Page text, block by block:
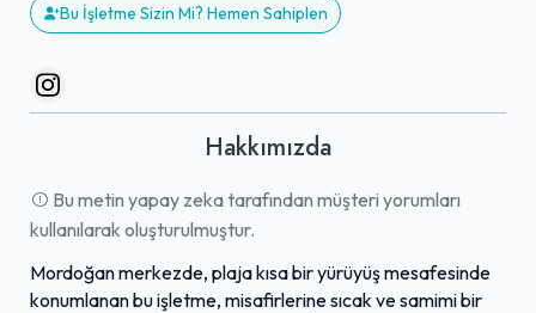
Bu İşletme Sizin Mi? Hemen Sahiplen
Hakkımızda
Bu metin yapay zeka tarafından müşteri yorumları
kullanılarak oluşturulmuştur.
Mordoğan merkezde, plaja kısa bir yürüyüş mesafesinde
konumlanan bu işletme, misafirlerine sıcak ve samimi bir